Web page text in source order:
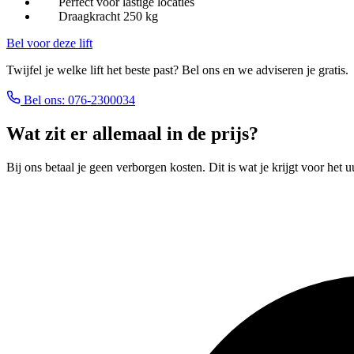
Draagkracht 250 kg
Bel voor deze lift
Twijfel je welke lift het beste past? Bel ons en we adviseren je gratis.
Bel ons: 076-2300034
Wat zit er allemaal in de prijs?
Bij ons betaal je geen verborgen kosten. Dit is wat je krijgt voor het